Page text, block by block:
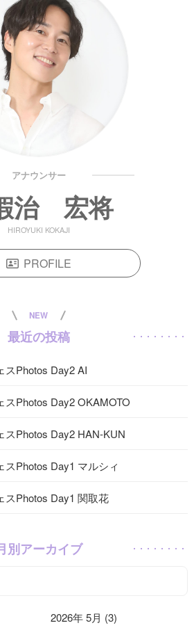
アナウンサー
治 宏将
HIROYUKI KOKAJI
PROFILE
NEW
最近の投稿
スPhotos Day2 AI
スPhotos Day2 OKAMOTO
スPhotos Day2 HAN-KUN
スPhotos Day1 マルシィ
スPhotos Day1 関取花
別アーカイブ
2026年 5月 (3)